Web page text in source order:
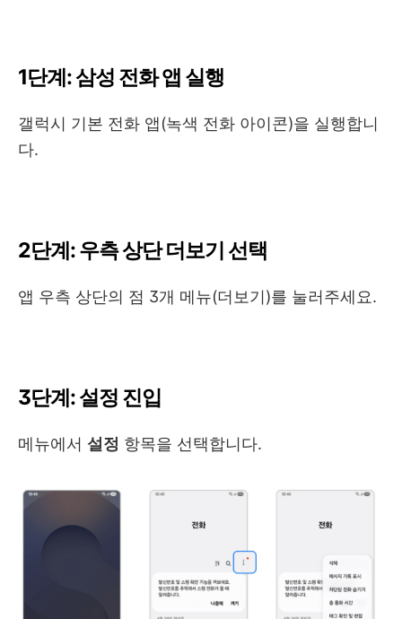
1단계: 삼성 전화 앱 실행
갤럭시 기본 전화 앱(녹색 전화 아이콘)을 실행합니
다.
2단계: 우측 상단 더보기 선택
앱 우측 상단의 점 3개 메뉴(더보기)를 눌러주세요.
3단계: 설정 진입
메뉴에서 설정 항목을 선택합니다.